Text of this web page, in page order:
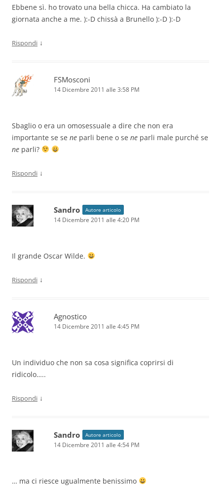
Ebbene sì. ho trovato una bella chicca. Ha cambiato la
giornata anche a me. ):-D chissà a Brunello ):-D ):-D
Rispondi ↓
FSMosconi
14 Dicembre 2011 alle 3:58 PM
Sbaglio o era un omosessuale a dire che non era
importante se se ne parli bene o se ne parli male purché se
ne parli?
Rispondi ↓
Sandro Autore articolo
14 Dicembre 2011 alle 4:20 PM
Il grande Oscar Wilde.
Rispondi ↓
Agnostico
14 Dicembre 2011 alle 4:45 PM
Un individuo che non sa cosa significa coprirsi di
ridicolo…..
Rispondi ↓
Sandro Autore articolo
14 Dicembre 2011 alle 4:54 PM
… ma ci riesce ugualmente benissimo